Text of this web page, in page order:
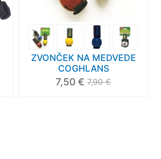
ZVONČEK NA MEDVEDE
COGHLANS
7,50 € 7,90 €